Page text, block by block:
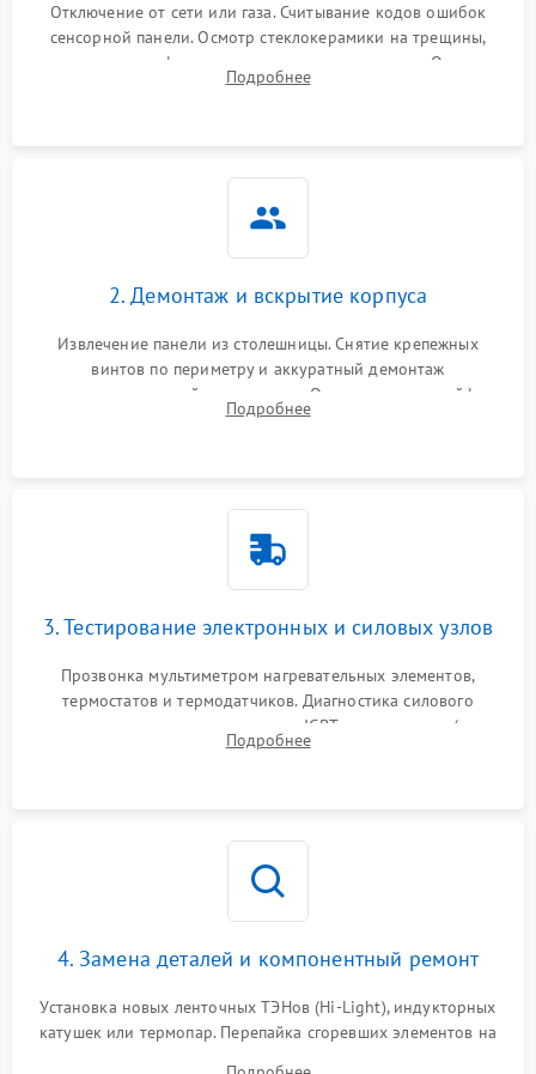
Отключение от сети или газа. Считывание кодов ошибок
сенсорной панели. Осмотр стеклокерамики на трещины,
проверка конфорок на равномерность нагрева. Опрос
клиента о симптомах (не включается, не видит посуду,
Подробнее
2. Демонтаж и вскрытие корпуса
Извлечение панели из столешницы. Снятие крепежных
винтов по периметру и аккуратный демонтаж
стеклокерамической поверхности. Отсоединение шлейфов
сенсорного блока для доступа к силовым платам, катушкам
Подробнее
3. Тестирование электронных и силовых узлов
Прозвонка мультиметром нагревательных элементов,
термостатов и термодатчиков. Диагностика силового
модуля, реле, диодных мостов и IGBT-транзисторов (для
индукции). Проверка кранов и газ-контроля (для газовых
Подробнее
4. Замена деталей и компонентный ремонт
Установка новых ленточных ТЭНов (Hi-Light), индукторных
катушек или термопар. Перепайка сгоревших элементов на